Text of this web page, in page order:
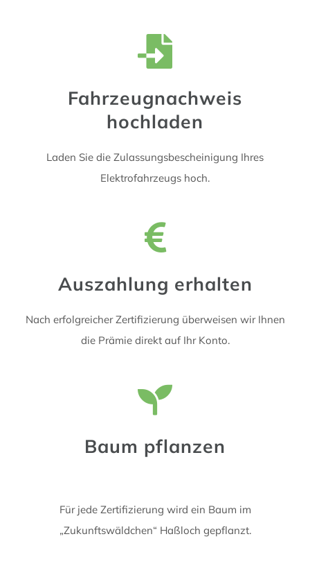
Fahrzeugnachweis
hochladen
Laden Sie die Zulassungsbescheinigung Ihres
Elektrofahrzeugs hoch.
Auszahlung erhalten
Nach erfolgreicher Zertifizierung überweisen wir Ihnen
die Prämie direkt auf Ihr Konto.
Baum pflanzen
Für jede Zertifizierung wird ein Baum im
„Zukunftswäldchen“ Haßloch gepflanzt.